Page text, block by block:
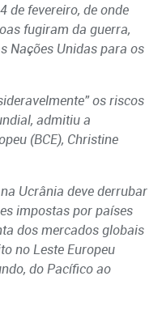
de fevereiro, de onde
fugiram da guerra,
Nações Unidas para os
os riscos
admitiu a
(BCE), Christine
Ucrânia deve derrubar
impostas por países
dos mercados globais
no Leste Europeu
do Pacífico ao